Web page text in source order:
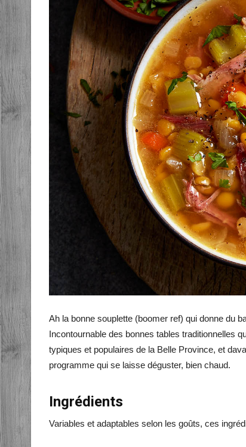
Ah la bonne souplette (boomer ref) qui donne du
Incontournable des bonnes tables traditionnelles
typiques et populaires de la Belle Province, et
programme qui se laisse déguster, bien chaud.
Ingrédients
Variables et adaptables selon les goûts, ces